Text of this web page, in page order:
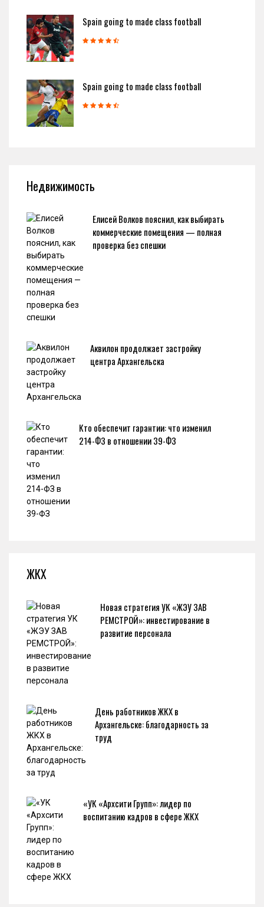
Spain going to made class football
Spain going to made class football
Недвижимость
Елисей Волков пояснил, как выбирать
коммерческие помещения — полная
проверка без спешки
Аквилон продолжает застройку
центра Архангельска
Кто обеспечит гарантии: что изменил
214-ФЗ в отношении 39-ФЗ
ЖКХ
Новая стратегия УК «ЖЭУ ЗАВ
РЕМСТРОЙ»: инвестирование в
развитие персонала
День работников ЖКХ в
Архангельске: благодарность за
труд
«УК «Архсити Групп»: лидер по
воспитанию кадров в сфере ЖКХ